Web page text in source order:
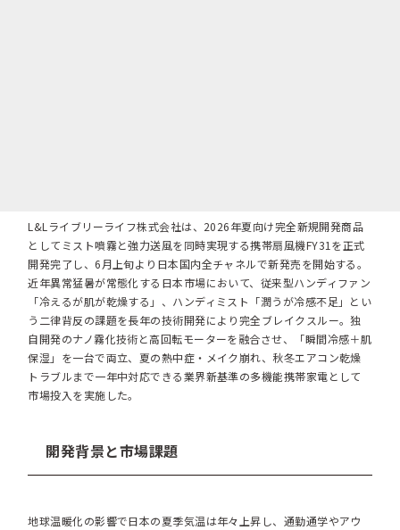
L&Lライブリーライフ株式会社は、2026年夏向け完全新規開発商品
としてミスト噴霧と強力送風を同時実現する携帯扇風機FY31を正式
開発完了し、6月上旬より日本国内全チャネルで新発売を開始する。
近年異常猛暑が常態化する日本市場において、従来型ハンディファン
「冷えるが肌が乾燥する」、ハンディミスト「潤うが冷感不足」とい
う二律背反の課題を長年の技術開発により完全ブレイクスルー。独
自開発のナノ霧化技術と高回転モーターを融合させ、「瞬間冷感＋肌
保湿」を一台で両立、夏の熱中症・メイク崩れ、秋冬エアコン乾燥
トラブルまで一年中対応できる業界新基準の多機能携帯家電として
市場投入を実施した。
開発背景と市場課題
地球温暖化の影響で日本の夏季気温は年々上昇し、通勤通学やアウ